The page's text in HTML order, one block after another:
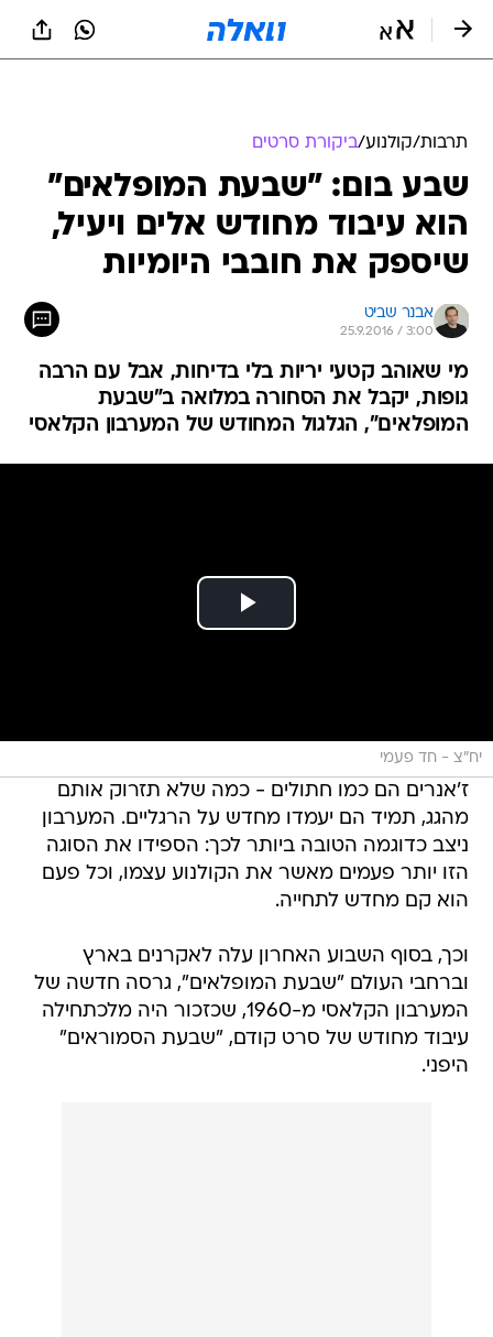
תרבות/קולנוע/ביקורת סרטים
שבע בום: "שבעת המופלאים"
הוא עיבוד מחודש אלים ויעיל,
שיספק את חובבי היומיות
אבנר שביט
25.9.2016 / 3:00
מי שאוהב קטעי יריות בלי בדיחות, אבל עם הרבה
גופות, יקבל את הסחורה במלואה ב"שבעת
המופלאים", הגלגול המחודש של המערבון הקלאסי
יח"צ - חד פעמי
ז'אנרים הם כמו חתולים - כמה שלא תזרוק אותם
מהגג, תמיד הם יעמדו מחדש על הרגליים. המערבון
ניצב כדוגמה הטובה ביותר לכך: הספידו את הסוגה
הזו יותר פעמים מאשר את הקולנוע עצמו, וכל פעם
הוא קם מחדש לתחייה.
וכך, בסוף השבוע האחרון עלה לאקרנים בארץ
וברחבי העולם "שבעת המופלאים", גרסה חדשה של
המערבון הקלאסי מ-1960, שכזכור היה מלכתחילה
עיבוד מחודש של סרט קודם, "שבעת הסמוראים"
היפני.